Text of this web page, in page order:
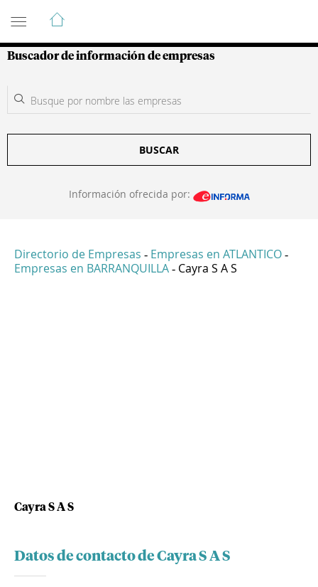
Guía de Empresas Colombianas
Buscador de información de empresas
BUSCAR
Información ofrecida por:
Directorio de Empresas - Empresas en ATLANTICO -
Empresas en BARRANQUILLA - Cayra S A S
Cayra S A S
Datos de contacto de Cayra S A S